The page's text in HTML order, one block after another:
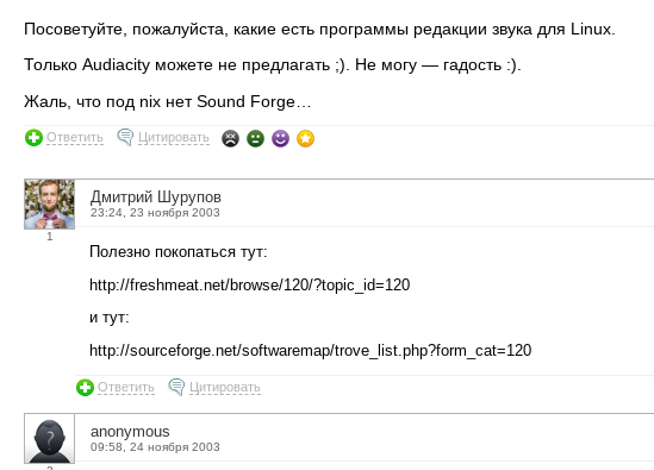
Посоветуйте, пожалуйста, какие есть программы редакции звука для Linux.
Только Audiacity можете не предлагать ;). Не могу — гадость :).
Жаль, что под nix нет Sound Forge…
Ответить Цитировать
1
Дмитрий Шурупов
23:24, 23 ноября 2003
Полезно покопаться тут:
http://freshmeat.net/browse/120/?topic_id=120
и тут:
http://sourceforge.net/softwaremap/trove_list.php?form_cat=120
Ответить Цитировать
anonymous
09:58, 24 ноября 2003